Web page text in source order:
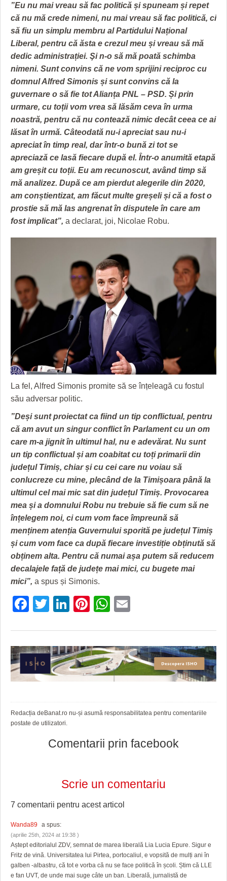
”Eu nu mai vreau să fac politică și spuneam și repet
că nu mă crede nimeni, nu mai vreau să fac politică, ci
să fiu un simplu membru al Partidului Național
Liberal, pentru că ăsta e crezul meu și vreau să mă
dedic administrației. Şi n-o să mă poată schimba
nimeni. Sunt convins că ne vom sprijini reciproc cu
domnul Alfred Simonis și sunt convins că la
guvernare o să fie tot Alianța PNL – PSD. Și prin
urmare, cu toții vom vrea să lăsăm ceva în urma
noastră, pentru că nu contează nimic decât ceea ce ai
lăsat în urmă. Câteodată nu-i apreciat sau nu-i
apreciat în timp real, dar într-o bună zi tot se
apreciază ce lasă fiecare după el. Într-o anumită etapă
am greșit cu toții. Eu am recunoscut, având timp să
mă analizez. După ce am pierdut alegerile din 2020,
am conștientizat, am făcut multe greșeli și că a fost o
prostie să mă las angrenat în disputele în care am
fost implicat”, a declarat, joi, Nicolae Robu.
La fel, Alfred Simonis promite să se înțeleagă cu fostul
său adversar politic.
”Deși sunt proiectat ca fiind un tip conflictual, pentru
că am avut un singur conflict în Parlament cu un om
care m-a jignit în ultimul hal, nu e adevărat. Nu sunt
un tip conflictual și am coabitat cu toți primarii din
județul Timiș, chiar și cu cei care nu voiau să
conlucreze cu mine, plecând de la Timișoara până la
ultimul cel mai mic sat din județul Timiș. Provocarea
mea și a domnului Robu nu trebuie să fie cum să ne
înțelegem noi, ci cum vom face împreună să
menținem atenția Guvernului sporită pe județul Timiș
și cum vom face ca după fiecare investiție obținută să
obținem alta. Pentru că numai așa putem să reducem
decalajele față de județe mai mici, cu bugete mai
mici”, a spus și Simonis.
Facebook
Twitter
LinkedIn
Pinterest
WhatsApp
Redacția deBanat.ro nu-și asumă responsabilitatea pentru comentariile
postate de utilizatori.
Comentarii prin facebook
Scrie un comentariu
7 comentarii pentru acest articol
Wanda89 a spus:
(aprilie 25th, 2024 at 19:38 )
Aștept editorialul ZDV, semnat de marea liberală Lia Lucia Epure. Sigur e
Fritz de vină. Universitatea lui Pirtea, portocaliul, e vopsită de mulți ani în
galben -albastru, că tot e vorba că nu se face politică în școli. Știm că LLE
e fan UVT, de unde mai suge câte un ban. Liberală, jurnalistă de